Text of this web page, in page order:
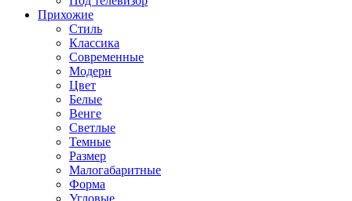
Прихожие
Стиль
Классика
Современные
Модерн
Цвет
Белые
Венге
Светлые
Темные
Размер
Малогабаритные
Форма
Угловые